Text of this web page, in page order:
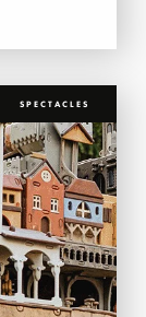
SPECTACLES